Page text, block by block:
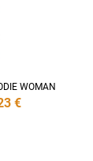
WOMAN
€